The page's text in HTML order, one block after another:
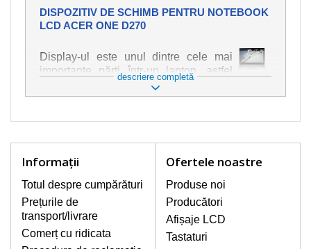
DISPOZITIV DE SCHIMB PENTRU NOTEBOOK
LCD ACER ONE D270
Display-ul este unul dintre cele mai
importante părți într-un laptop, astfel
încât ne străduim să oferim piese de
schimb de cea mai bună calitate.
ul cu cea mai mare atenție. Cele mai
natură mecanică, cum ar fi afișajul rupt
sau crăpat. În plus, dungile verticale,
afișajul neiluminat, luminozitatea
intermitentă sau neuniformă
descriere completă
Informaţii
Totul despre cumpărături
Prețurile de
transport/livrare
Comerț cu ridicata
Ofertele noastre
Produse noi
Producători
Afișaje LCD
Tastaturi